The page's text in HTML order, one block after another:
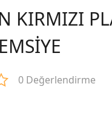
KIRMIZI
0 Değerlendirme